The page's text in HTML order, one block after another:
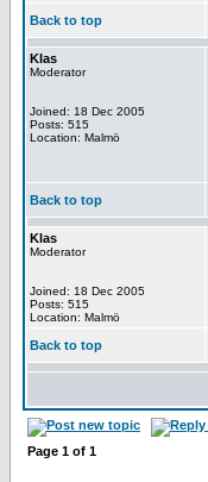
Back to top
Klas
Moderator
Joined: 18 Dec 2005
Posts: 515
Location: Malmö
Back to top
Klas
Moderator
Joined: 18 Dec 2005
Posts: 515
Location: Malmö
Back to top
Page 1 of 1